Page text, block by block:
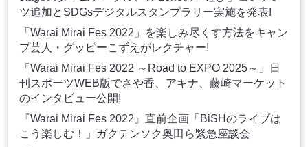
ツ追加とSDGsデジタルスタンプラリー実施を発表!
「Warai Mirai Fes 2022」を楽しみ尽くす方法をキャン
プ芸人・グッピーこずえがレクチャー!
「Warai Mirai Fes 2022 ～Road to EXPO 2025～」日
刊スポーツWEB版でさや香、アキナ、藤崎マーケット
のインタビュー公開!
『Warai Mirai Fes 2022』直前企画「BiSHのライブは
こう楽しむ！」ガクテンソク奥田ら緊急座談会